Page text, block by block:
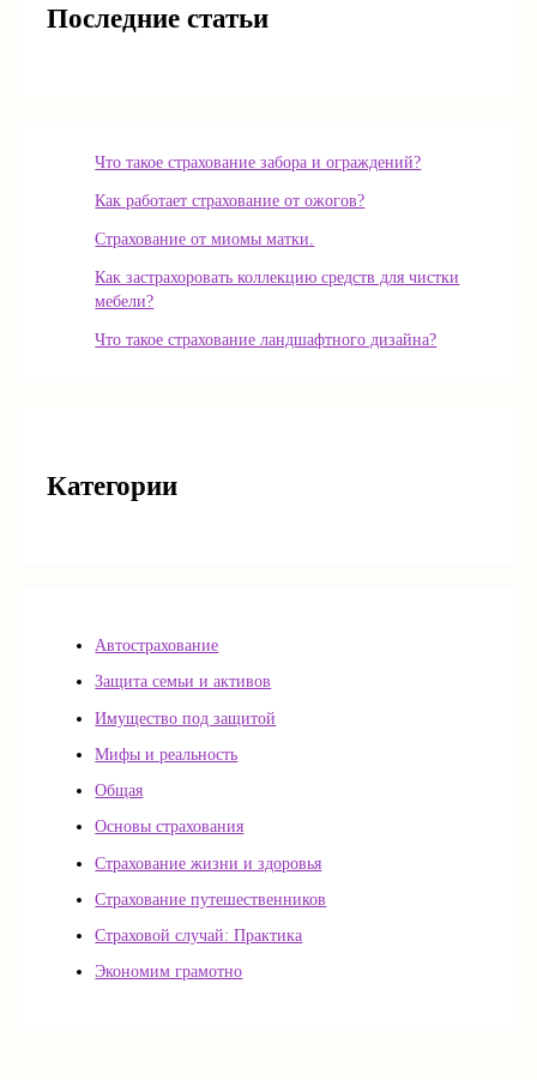
Последние статьи
Что такое страхование забора и ограждений?
Как работает страхование от ожогов?
Страхование от миомы матки.
Как застрахоровать коллекцию средств для чистки
мебели?
Что такое страхование ландшафтного дизайна?
Категории
Автострахование
Защита семьи и активов
Имущество под защитой
Мифы и реальность
Общая
Основы страхования
Страхование жизни и здоровья
Страхование путешественников
Страховой случай: Практика
Экономим грамотно